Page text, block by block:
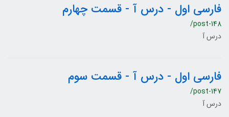
فارسی اول - درس آ - قسمت چهارم
/post-148
درس آ
فارسی اول - درس آ - قسمت سوم
/post-147
درس آ